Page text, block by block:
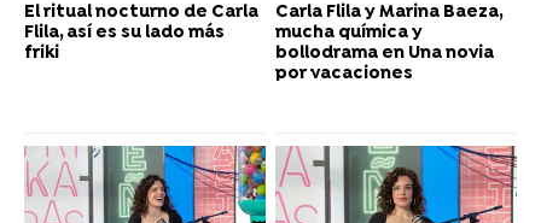
El ritual nocturno de Carla
Flila, así es su lado más
friki
Carla Flila y Marina Baeza,
mucha química y
bollodrama en Una novia
por vacaciones